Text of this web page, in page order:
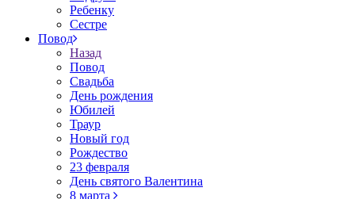
Ребенку
Сестре
Повод
Назад
Повод
Свадьба
День рождения
Юбилей
Траур
Новый год
Рождество
23 февраля
День святого Валентина
8 марта